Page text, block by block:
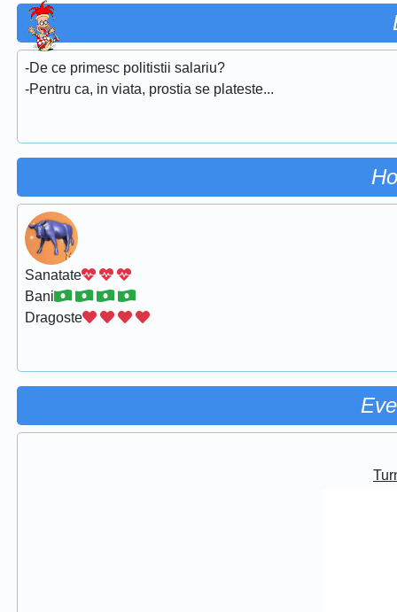
-De ce primesc politistii salariu?
-Pentru ca, in viata, prostia se plateste...
Sanatate
Bani
Dragoste